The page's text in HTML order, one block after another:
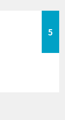
5